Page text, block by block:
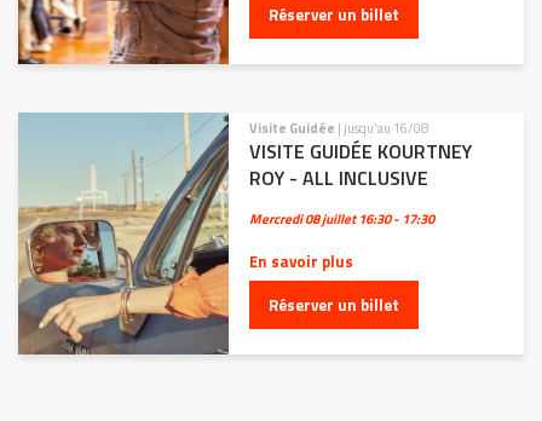
Réserver un billet
Visite Guidée | jusqu'au 16/08
VISITE GUIDÉE KOURTNEY
ROY - ALL INCLUSIVE
Mercredi 08 juillet16:30 - 17:30
En savoir plus
Réserver un billet